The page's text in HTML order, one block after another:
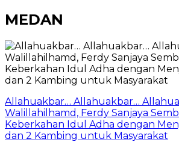
MEDAN
Allahuakbar… Allahuakbar…
Walillahilhamd, Ferdy Sanjaya
Keberkahan Idul Adha dengan
dan 2 Kambing untuk Masyarakat